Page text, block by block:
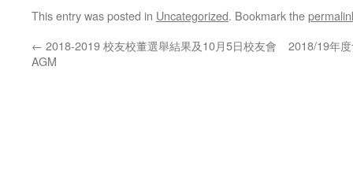
This entry was posted in Uncategorized. Bookmark the
← 2018-2019 校友校董選舉結果及10月5日校友會
AGM
2018/19年